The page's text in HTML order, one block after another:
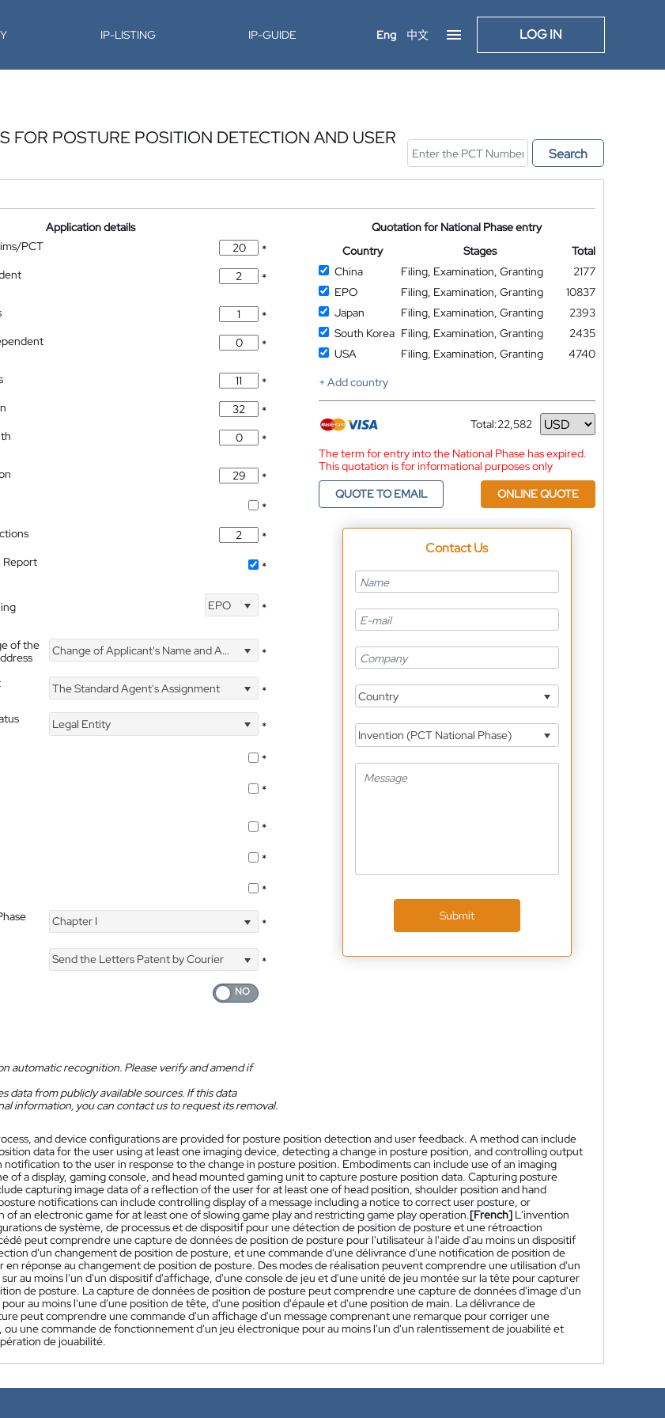
IP-LISTING IP-GUIDE Eng 中文 LOG IN
POSTURE POSITION DETECTION AND USER
Search
Application details
PCT
*
*
*
*
*
*
*
*
*
*
Report
*
EPO *
of the
Change of Applicant's Name and Address *
The Standard Agent's Assignment
*
Legal Entity
*
*
*
*
*
*
Chapter I *
Send the Letters Patent by Courier
*
automatic recognition. Please verify and amend if
data from publicly available sources. If this data
information, you can contact us to request its removal.
Quotation for National Phase entry
Country
Stages
Total
China
Filing, Examination, Granting
2177
EPO
Filing, Examination, Granting
10837
Japan
Filing, Examination, Granting
2393
South Korea Filing, Examination, Granting
2435
USA
Filing, Examination, Granting
4740
+ Add country
Total:22,582
Currency
The term for entry into the National Phase has expired.
This quotation is for informational purposes only
QUOTE TO EMAIL
ONLINE QUOTE
Contact Us
Country
Invention (PCT National Phase)
Submit
and device configurations are provided for posture position detection and user feedback. A method can include
data for the user using at least one imaging device, detecting a change in posture position, and controlling output
notification to the user in response to the change in posture position. Embodiments can include use of an imaging
of a display, gaming console, and head mounted gaming unit to capture posture position data. Capturing posture
capturing image data of a reflection of the user for at least one of head position, shoulder position and hand
notifications can include controlling display of a message including a notice to correct user posture, or
of an electronic game for at least one of slowing game play and restricting game play operation.[French] L'invention
de système, de processus et de dispositif pour une détection de position de posture et une rétroaction
peut comprendre une capture de données de position de posture pour l'utilisateur à l'aide d'au moins un dispositif
d'un changement de position de posture, et une commande d'une délivrance d'une notification de position de
en réponse au changement de position de posture. Des modes de réalisation peuvent comprendre une utilisation d'un
au moins l'un d'un dispositif d'affichage, d'une console de jeu et d'une unité de jeu montée sur la tête pour capturer
de posture. La capture de données de position de posture peut comprendre une capture de données d'image d'un
au moins l'une d'une position de tête, d'une position d'épaule et d'une position de main. La délivrance de
peut comprendre une commande d'un affichage d'un message comprenant une remarque pour corriger une
ou une commande de fonctionnement d'un jeu électronique pour au moins l'un d'un ralentissement de jouabilité et
de jouabilité.